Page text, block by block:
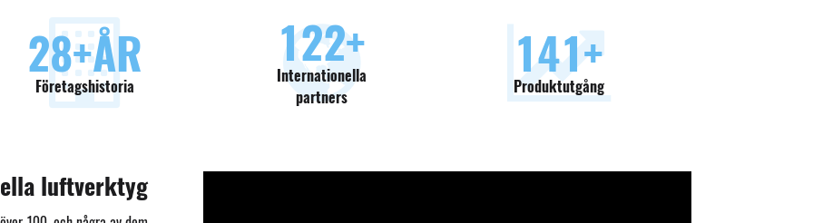
30+ÅR
Företagshistoria
130+
Internationella
partners
150+
Produktutgång
luftverktyg